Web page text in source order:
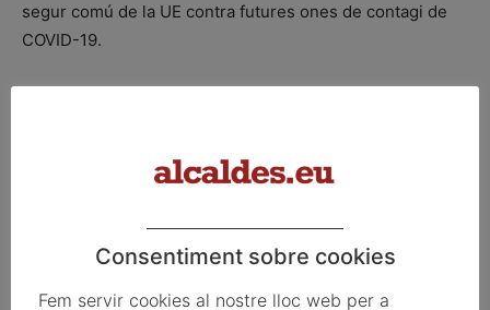
segur comú de la UE contra futures ones de contagi de
COVID-19.
Consentiment sobre cookies
Fem servir cookies al nostre lloc web per a